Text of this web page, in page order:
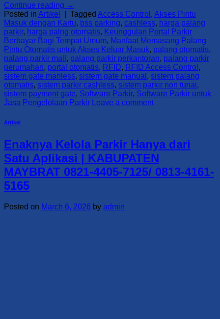
Continue reading →
Posted in Artikel Tagged Access Control , Akses Pintu
Masuk dengan Kartu, bss parking, cashless, harga palang
parkir, harga palng otomatis, Keunggulan Portal Parkir
Berbayar Bagi Tempat Umum, Manfaat Memasang Palang
Pintu Otomatis untuk Akses Keluar Masuk, palang otomatis,
palang parkir mall , palang parkir perkantoran, palang parkir
perumahan, portal otomatis, RFID, RFID Access Control ,
sistem gate manless, sistem gate manual , sistem palang
otomatis, sistem parkir cashless, sistem parkir non tunai,
sistem payment gate, Software Parkir, Software Parkir untuk
Jasa Pengelolaan Parkir
Leave a comment
Artikel
Enaknya Kelola Parkir Hanya dari
Satu Aplikasi | KABUPATEN
MAYBRAT 0821-4405-7125/ 0813-4161-
5165
Posted on March 6, 2026 by admin